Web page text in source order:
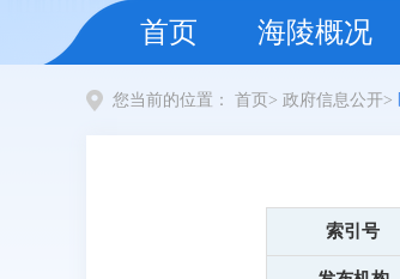
首页 海陵概况
您当前的位置： 首页 > 政府信息公开>
索引号